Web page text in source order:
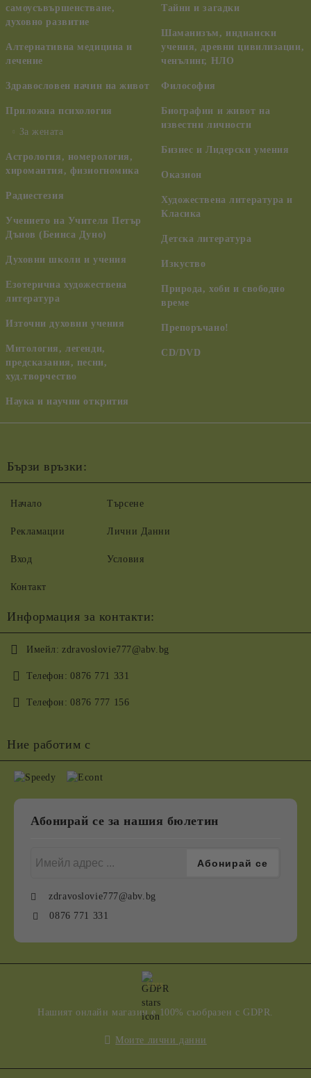
самоусъвършенстване,
духовно развитие
Алтернативна медицина и
лечение
Здравословен начин на живот
Приложна психология
За жената
Астрология, номерология,
хиромантия, физиогномика
Радиестезия
Учението на Учителя Петър
Дънов (Беинса Дуно)
Духовни школи и учения
Езотерична художествена
литература
Източни духовни учения
Митология, легенди,
предсказания, песни,
худ.творчество
Наука и научни открития
Тайни и загадки
Шаманизъм, индиански
учения, древни цивилизации,
ченълинг, НЛО
Философия
Биографии и живот на
известни личности
Бизнес и Лидерски умения
Оказион
Художествена литература и
Класика
Детска литература
Изкуство
Природа, хоби и свободно
време
Препоръчано!
CD/DVD
Бързи връзки:
Начало
Рекламации
Вход
Контакт
Търсене
Лични Данни
Условия
Информация за контакти:
Имейл: zdravoslovie777@abv.bg
Телефон: 0876 771 331
Телефон: 0876 777 156
Ние работим с
Абонирай се за нашия бюлетин
zdravoslovie777@abv.bg
0876 771 331
GDPR
Нашият онлайн магазин е 100% съобразен с GDPR.
Моите лични данни